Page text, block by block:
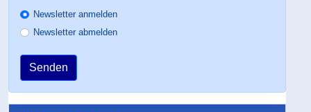
Newsletter anmelden
Newsletter abmelden
Senden